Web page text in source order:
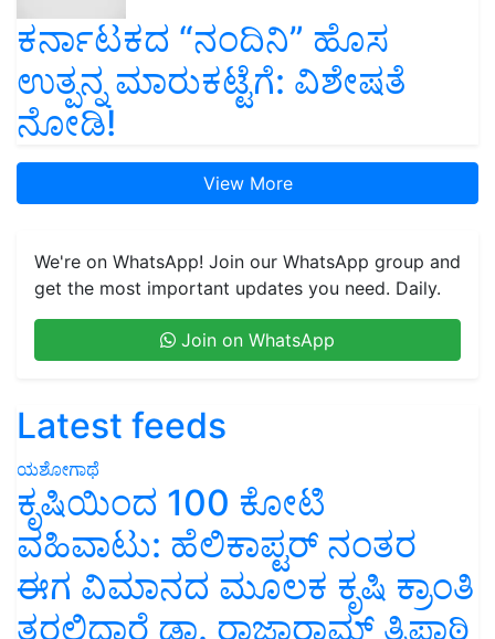
ಕರ್ನಾಟಕದ “ನಂದಿನಿ” ಹೊಸ
ಉತ್ಪನ್ನ ಮಾರುಕಟ್ಟೆಗೆ: ವಿಶೇಷತೆ
ನೋಡಿ!
View More
We're on WhatsApp! Join our WhatsApp group and
get the most important updates you need. Daily.
Join on WhatsApp
Latest feeds
ಯಶೋಗಾಥೆ
ಕೃಷಿಯಿಂದ 100 ಕೋಟಿ
ವಹಿವಾಟು: ಹೆಲಿಕಾಪ್ಟರ್ ನಂತರ
ಈಗ ವಿಮಾನದ ಮೂಲಕ ಕೃಷಿ ಕ್ರಾಂತಿ
ತರಲಿದ್ದಾರೆ ಡಾ. ರಾಜಾರಾಮ್ ತ್ರಿಪಾಠಿ